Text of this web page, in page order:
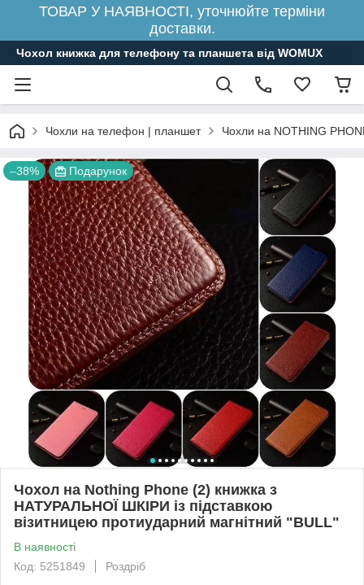
ТОВАР У НАЯВНОСТІ, уточнюйте терміни
доставки.
Чохол книжка для телефону та планшета від WOMUX
Чохли на телефон | планшет Чохли на NOTHING
–38% Подарунок
Чохол на Nothing Phone (2) книжка з
НАТУРАЛЬНОЇ ШКІРИ із підставкою
візитницею протиударний магнітний "BULL"
В наявності
Код: 5251849
Роздріб